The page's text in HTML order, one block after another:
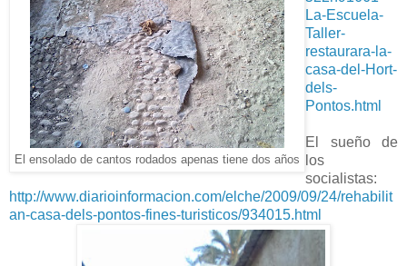
El ensolado de cantos rodados apenas tiene dos años
La-Escuela-
Taller-
restaurara-la-
casa-del-Hort-
dels-
Pontos.html
El sueño de
los
socialistas:
http://www.diarioinformacion.com/elche/2009/09/24/rehabilit
an-casa-dels-pontos-fines-turisticos/934015.html